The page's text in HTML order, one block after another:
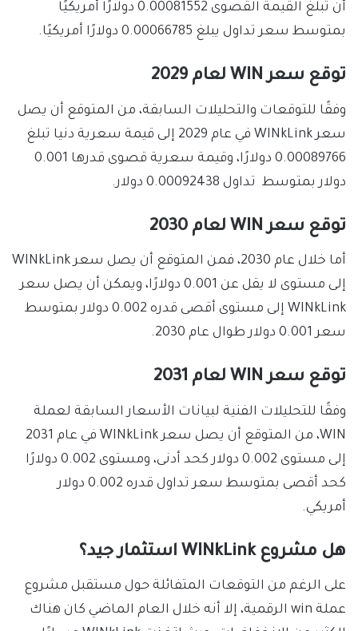
أن تبلغ القيمة القصوى 0.00081552 دولارًا أمريكيًا
بمتوسط ​​سعر تداول يبلغ 0.00066785 دولارًا أمريكيًا.
توقع سعر WIN لعام 2029
وفقًا للتوقعات والتحليلات السابقة، من المتوقع أن يصل
سعر WINkLink في عام 2029 إلى قيمة سعرية دنيا تبلغ
0.00089766 دولارًا، وقيمة سعرية قصوى قدرها 0.001
دولار بمتوسط تداول 0.00092438 دولار.
توقع سعر WIN لعام 2030
أما خلال عام 2030، فمن المتوقع أن يصل سعر WINkLink
إلى مستوى لا يقل عن 0.001 دولارًا، ويمكن أن يصل سعر
WINkLink إلى مستوى أقصى قدره 0.002 دولار بمتوسط ​​
سعر 0.001 دولار طوال عام 2030.
توقع سعر WIN لعام 2031
وفقًا للتحليلات الفنية لبيانات الأسعار السابقة لعملة
WIN، من المتوقع أن يصل سعر WINkLink في عام 2031
إلى مستوى 0.002 دولار كحد أدنى، ومستوى 0.002 دولارًا
كحد أقصى بمتوسط ​​سعر تداول قدره 0.002 دولار
أمريكي.
هل مشروع WINkLink استثمار جيد؟
على الرغم من التوقعات المتفائلة حول مستقبل مشروع
عملة win الرقمية، إلا أنه خلال العام الماضي كان هناك